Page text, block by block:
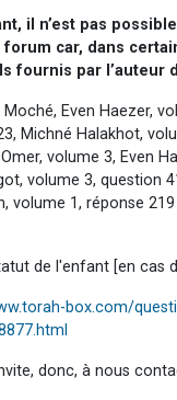
il n’est pas
forum car, dans
fournis par l’auteur
Even Haezer,
Michné Halakhot,
volume 3, Even
volume 3, question
volume 1, réponse
de l'enfant [en cas
box.com/
donc, à nous